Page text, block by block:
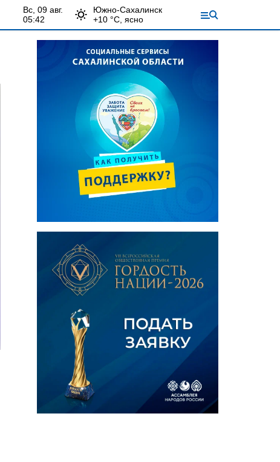
вс, 09 авг.
05:42
Южно-Сахалинск
+10 °С, ясно